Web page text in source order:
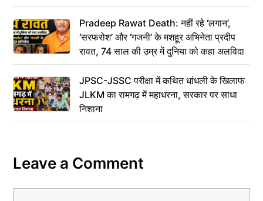
Pradeep Rawat Death: नहीं रहे ‘लगान’,
‘सरफरोश’ और ‘गजनी’ के मशहूर अभिनेता प्रदीप
रावत, 74 साल की उम्र में दुनिया को कहा अलविदा
JPSC-JSSC परीक्षा में कथित धांधली के खिलाफ
JLKM का रामगढ़ में महाधरना, सरकार पर साधा
निशाना
Leave a Comment